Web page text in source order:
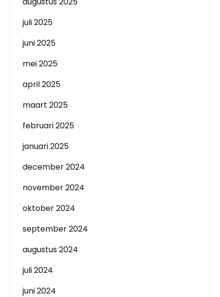
juli 2025
juni 2025
mei 2025
april 2025
maart 2025
februari 2025
januari 2025
december 2024
november 2024
oktober 2024
september 2024
augustus 2024
juli 2024
juni 2024